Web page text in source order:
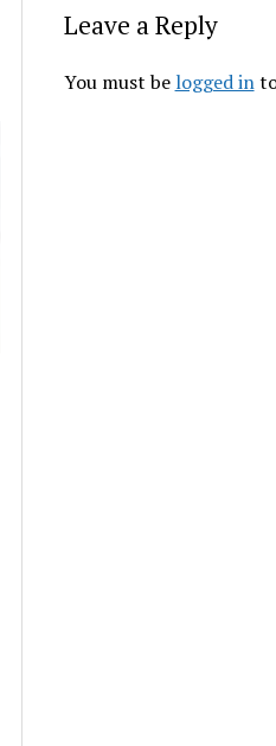
Leave a Reply
You must be logged in to